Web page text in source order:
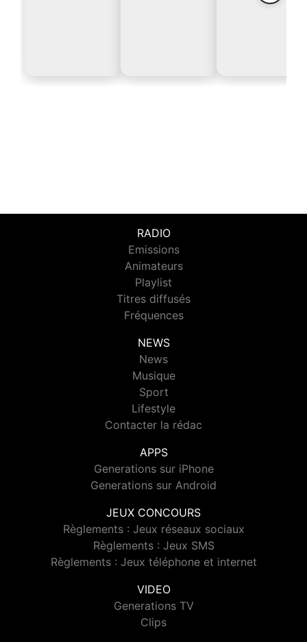
RADIO
Emissions
Animateurs
Playlist
Titres diffusés
Fréquences
NEWS
News
Musique
Sport
Lifestyle
Contacter la rédac
APPS
Generations sur iPhone
Generations sur Android
JEUX CONCOURS
Règlements : Jeux réseaux sociaux
Règlements : Jeux SMS
Règlements : Jeux téléphone et internet
VIDEO
Generations TV
Clips